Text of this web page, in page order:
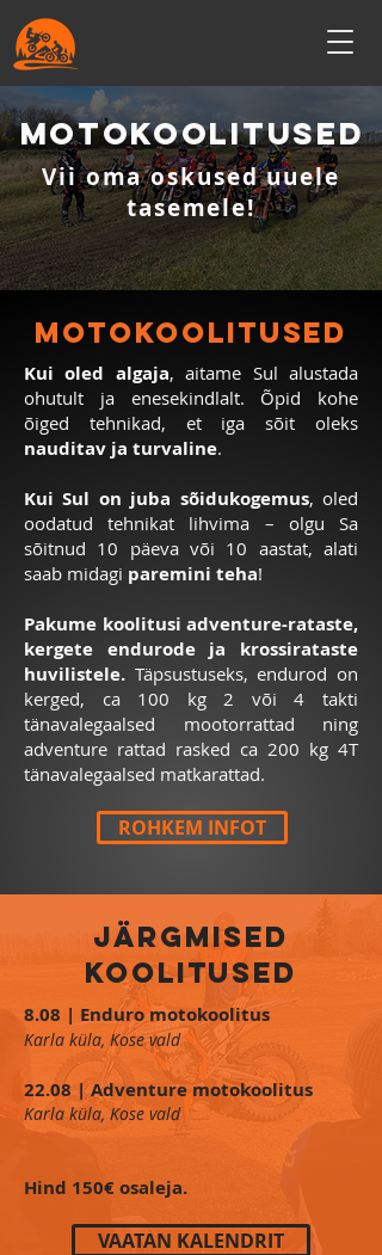
MOTOKOOLITUSED
Vii oma oskused uuele
tasemele!
MOTOKOOLITUSED
Kui oled algaja, aitame Sul alustada
ohutult ja enesekindlalt. Õpid kohe
õiged tehnikad, et iga sõit oleks
nauditav ja turvaline.
Kui Sul on juba sõidukogemus, oled
oodatud tehnikat lihvima – olgu Sa
sõitnud 10 päeva või 10 aastat, alati
saab midagi paremini teha!
Pakume koolitusi adventure-rataste,
kergete endurode ja krossirataste
huvilistele. Täpsustuseks, endurod on
kerged, ca 100 kg 2 või 4 takti
tänavalegaalsed mootorrattad ning
adventure rattad rasked ca 200 kg 4T
tänavalegaalsed matkarattad.
ROHKEM INFOT
järgmised
KOOLITUSED
8.08 | Enduro motokoolitus
Karla küla, Kose vald
22.08 | Adventure motokoolitus
Karla küla, Kose vald
Hind 150€ osaleja.
VAATAN KALENDRIT